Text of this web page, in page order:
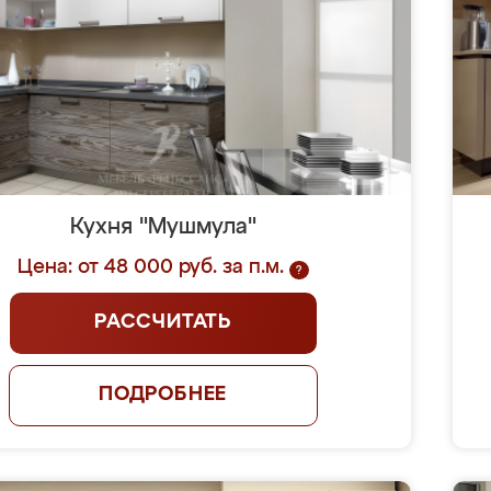
Кухня "Мушмула"
Цена: от 48 000 руб. за п.м. ?
РАССЧИТАТЬ
ПОДРОБНЕЕ